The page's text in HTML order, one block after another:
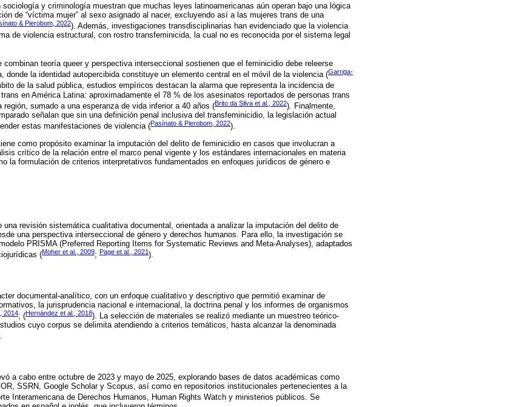
y criminología muestran que muchas leyes latinoamericanas aún operan bajo una lógica
de “víctima mujer” al sexo asignado al nacer, excluyendo así a las mujeres trans de una
& Pierobom, 2022). Además, investigaciones transdisciplinarias han evidenciado que la violencia
de violencia estructural, con rostro transfeminicida, la cual no es reconocida por el sistema legal
combinan teoría queer y perspectiva interseccional sostienen que el feminicidio debe releerse
donde la identidad autopercibida constituye un elemento central en el móvil de la violencia (Garriga-
de la salud pública, estudios empíricos destacan la alarma que representa la incidencia de
en América Latina: aproximadamente el 78 % de los asesinatos reportados de personas trans
sumado a una esperanza de vida inferior a 40 años (Brito da Silva et al., 2022). Finalmente,
señalan que sin una definición penal inclusiva del transfeminicidio, la legislación actual
estas manifestaciones de violencia (Pasínato & Pierobom, 2022).
como propósito examinar la imputación del delito de feminicidio en casos que involucran a
crítico de la relación entre el marco penal vigente y los estándares internacionales en materia
la formulación de criterios interpretativos fundamentados en enfoques jurídicos de género e
una revisión sistemática cualitativa documental, orientada a analizar la imputación del delito de
una perspectiva interseccional de género y derechos humanos. Para ello, la investigación se
PRISMA (Preferred Reporting Items for Systematic Reviews and Meta-Analyses), adaptados
(Moher et al., 2009; Page et al., 2021).
documental-analítico, con un enfoque cualitativo y descriptivo que permitió examinar de
la jurisprudencia nacional e internacional, la doctrina penal y los informes de organismos
2014; (Hernández et al., 2018). La selección de materiales se realizó mediante un muestreo teórico-
cuyo corpus se delimita atendiendo a criterios temáticos, hasta alcanzar la denominada
a cabo entre octubre de 2023 y mayo de 2025, explorando bases de datos académicas como
SSRN, Google Scholar y Scopus, así como en repositorios institucionales pertenecientes a la
Interamericana de Derechos Humanos, Human Rights Watch y ministerios públicos. Se